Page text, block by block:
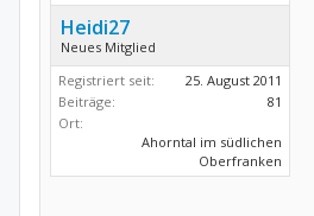
Heidi27
Neues Mitglied
Registriert seit:
25. August 2011
Beiträge:
81
Ort:
Ahorntal im südlichen
Oberfranken